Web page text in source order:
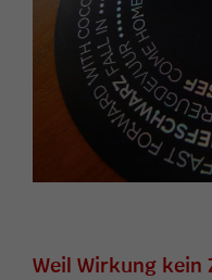
Weil Wirkung kein